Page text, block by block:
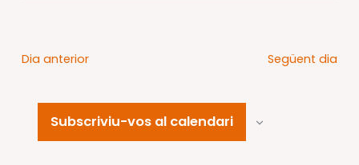
Dia anterior Següent dia
Subscriviu-vos al calendari